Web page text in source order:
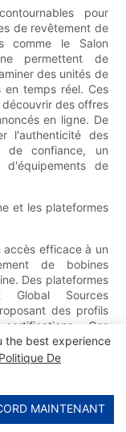
pour
de revêtement de
comme le Salon
permettent de
des unités de
temps réel. Ces
des offres
en ligne. De
l'authenticité des
de confiance, un
de
et les plateformes
accès efficace à un
de bobines
Des plateformes
Global Sources
des profils
Ces
aux acheteurs,
Lors de
de vérifier les
revêtement en
termes de la
the best experience
Politique De
MAINTENANT